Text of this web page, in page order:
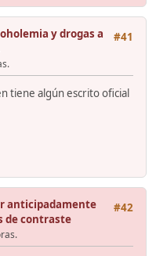
#41
y drogas a
tiene algún escrito oficial
#42
anticipadamente
de contraste